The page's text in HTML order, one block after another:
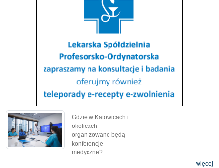
Gdzie w Katowicach i
okolicach
organizowane będą
konferencje
medyczne?
więcej